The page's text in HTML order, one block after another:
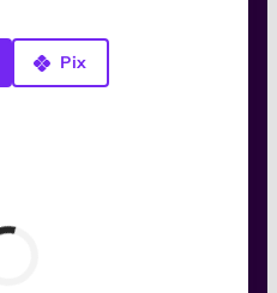
Pix